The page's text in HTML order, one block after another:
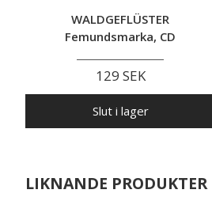
WALDGEFLÜSTER
Femundsmarka, CD
129 SEK
Slut i lager
LIKNANDE PRODUKTER